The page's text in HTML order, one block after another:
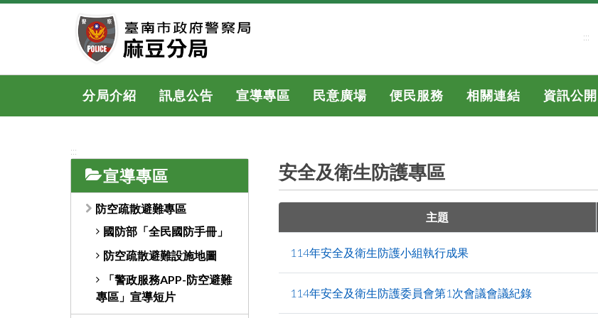
跳
內
:::
分局介紹 訊息公告 宣導專區 民意廣場 便民服務 相關連結 資訊公開
:::
宣導專區
防空疏散避難專區
國防部「全民國防手冊」
防空疏散避難設施地圖
「警政服務APP-防空避難
專區」宣導短片
安全及衛生防護專區
主題
114年安全及衛生防護小組執行成果
114年安全及衛生防護委員會第1次會議會議紀錄